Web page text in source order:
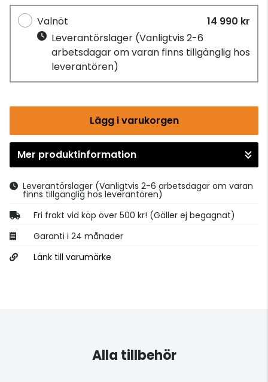
Valnöt
14 990 kr
Leverantörslager (Vanligtvis 2-6
arbetsdagar om varan finns tillgänglig hos
leverantören)
Lägg i varukorgen
Gå till kassan
Mer produktinformation
Leverantörslager (Vanligtvis 2-6 arbetsdagar om varan
finns tillgänglig hos leverantören)
Fri frakt vid köp över 500 kr! (Gäller ej begagnat)
Garanti i 24 månader
Länk till varumärke
Alla tillbehör